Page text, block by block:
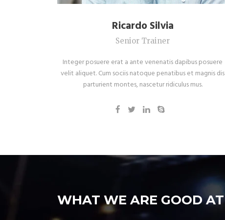
Ricardo Silvia
Senior Trainer
Integer posuere erat a ante venenatis dapibus posuere
velit aliquet. Cum sociis natoque penatibus et magnis dis
parturient montes, nascetur ridiculus mus.
WHAT WE ARE GOOD AT